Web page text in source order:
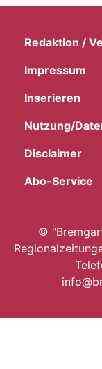
E-
App
Redaktion /
Impressum
Inserieren
Nutzung/
Disclaimer
Abo-Service
©